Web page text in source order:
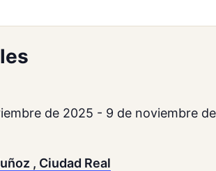
de 2025 - 9 de noviembre
, Ciudad Real